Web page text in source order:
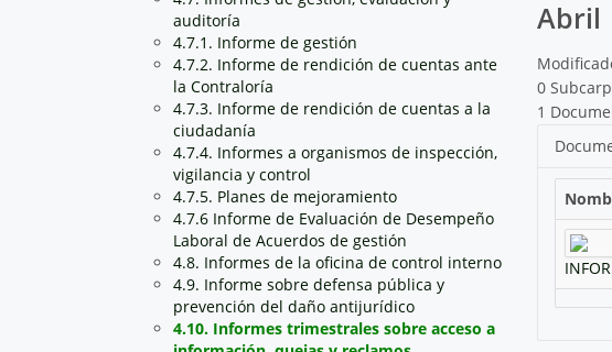
auditoría
4.7.1. Informe de gestión
4.7.2. Informe de rendición de cuentas ante
la Contraloría
4.7.3. Informe de rendición de cuentas a la
ciudadanía
4.7.4. Informes a organismos de inspección,
vigilancia y control
4.7.5. Planes de mejoramiento
4.7.6 Informe de Evaluación de Desempeño
Laboral de Acuerdos de gestión
4.8. Informes de la oficina de control interno
4.9. Informe sobre defensa pública y
prevención del daño antijurídico
4.10. Informes trimestrales sobre acceso a
Abril
0
1